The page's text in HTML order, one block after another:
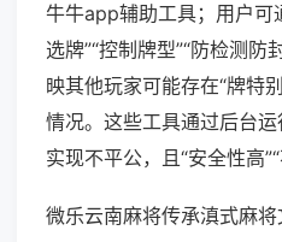
牛牛app辅助工具；用户可
选牌”“控制牌型”“防检测防
映其他玩家可能存在“牌特
情况。这些工具通过后台
实现不平公，且“安全性高”“
微乐云南麻将传承滇式麻